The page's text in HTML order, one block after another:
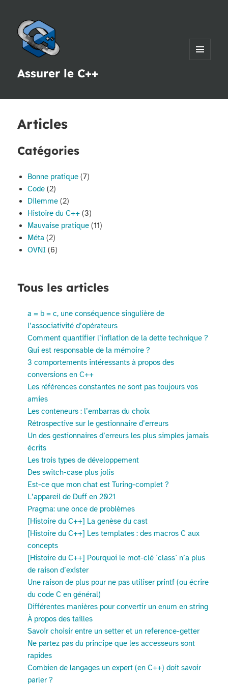
Assurer le C++
Articles
Catégories
Bonne pratique (7)
Code (2)
Dilemme (2)
Histoire du C++ (3)
Mauvaise pratique (11)
Méta (2)
OVNI (6)
Tous les articles
a = b = c, une conséquence singulière de
l’associativité d’opérateurs
Comment quantifier l’inflation de la dette technique ?
Qui est responsable de la mémoire ?
3 comportements intéressants à propos des
conversions en C++
Les références constantes ne sont pas toujours vos
amies
Les conteneurs : l’embarras du choix
Rétrospective sur le gestionnaire d’erreurs
Un des gestionnaires d’erreurs les plus simples jamais
écrits
Les trois types de développement
Des switch-case plus jolis
Est-ce que mon chat est Turing-complet ?
L’appareil de Duff en 2021
Pragma: une once de problèmes
[Histoire du C++] La genèse du cast
[Histoire du C++] Les templates : des macros C aux
concepts
[Histoire du C++] Pourquoi le mot-clé `class` n’a plus
de raison d’exister
Une raison de plus pour ne pas utiliser printf (ou écrire
du code C en général)
Différentes manières pour convertir un enum en string
À propos des tailles
Savoir choisir entre un setter et un reference-getter
Ne partez pas du principe que les accesseurs sont
rapides
Combien de langages un expert (en C++) doit savoir
parler ?